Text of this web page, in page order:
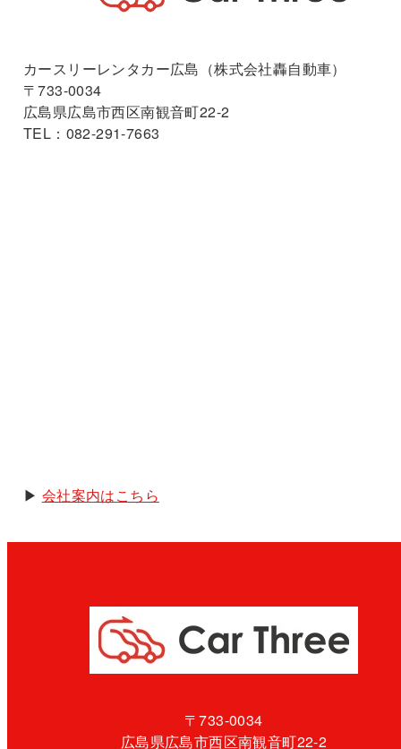
カースリーレンタカー広島（株式会社轟自動車）
〒733-0034
広島県広島市西区南観音町22-2
TEL：082-291-7663
▶︎ 会社案内はこちら
〒733-0034
広島県広島市西区南観音町22-2